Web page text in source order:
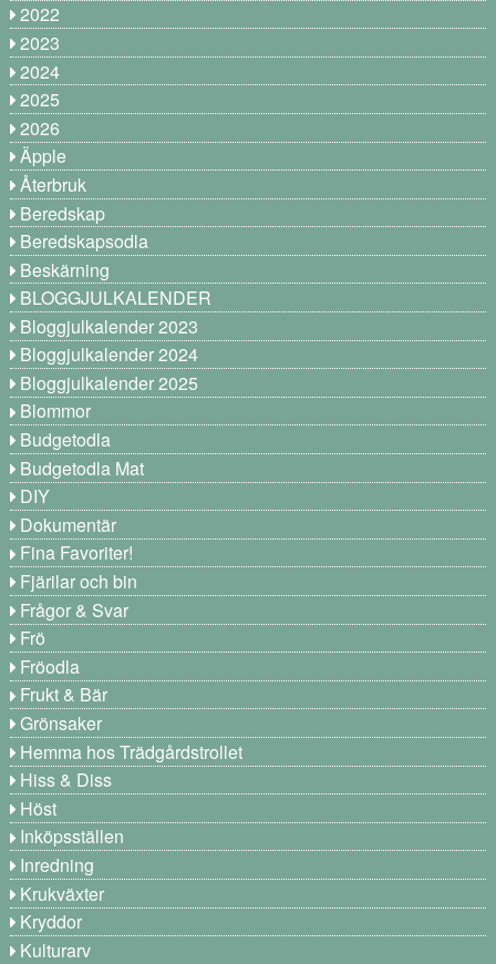
2022
2023
2024
2025
2026
Äpple
Återbruk
Beredskap
Beredskapsodla
Beskärning
BLOGGJULKALENDER
Bloggjulkalender 2023
Bloggjulkalender 2024
Bloggjulkalender 2025
Blommor
Budgetodla
Budgetodla Mat
DIY
Dokumentär
Fina Favoriter!
Fjärilar och bin
Frågor & Svar
Frö
Fröodla
Frukt & Bär
Grönsaker
Hemma hos Trädgårdstrollet
Hiss & Diss
Höst
Inköpsställen
Inredning
Krukväxter
Kryddor
Kulturarv